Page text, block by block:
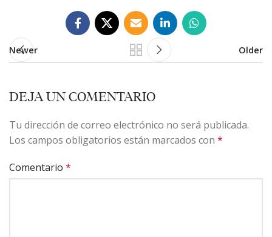
Newer Older
DEJA UN COMENTARIO
Tu dirección de correo electrónico no será publicada.
Los campos obligatorios están marcados con *
Comentario *